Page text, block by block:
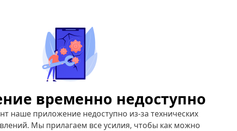
временно недоступно
наше приложение недоступно из-за технических
Мы прилагаем все усилия, чтобы как можно